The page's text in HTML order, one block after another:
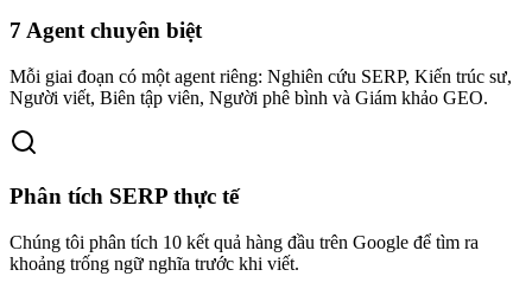
7 Agent chuyên biệt
Mỗi giai đoạn có một agent riêng: Nghiên cứu SERP, Kiến trúc sư,
Người viết, Biên tập viên, Người phê bình và Giám khảo GEO.
Phân tích SERP thực tế
Chúng tôi phân tích 10 kết quả hàng đầu trên Google để tìm ra
khoảng trống ngữ nghĩa trước khi viết.